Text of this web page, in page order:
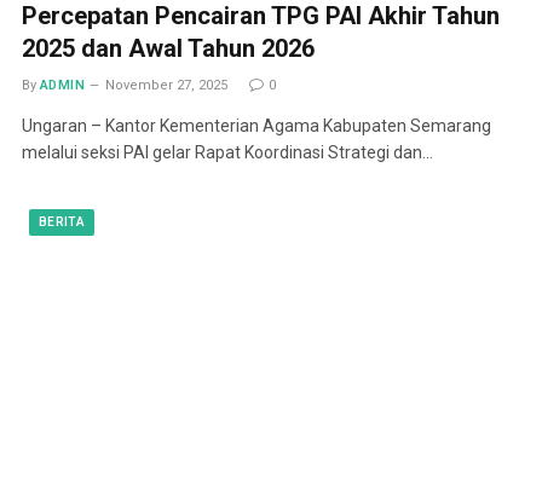
Percepatan Pencairan TPG PAI Akhir Tahun
2025 dan Awal Tahun 2026
By ADMIN November 27, 2025 0
Ungaran – Kantor Kementerian Agama Kabupaten Semarang
melalui seksi PAI gelar Rapat Koordinasi Strategi dan…
BERITA